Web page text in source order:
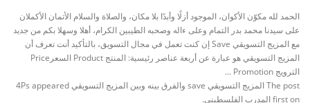
الحمد لله مكوّن الأكوان، الموجود أزلًا وأبدًا بلا مكان، والصلاة والسلام الأتمان الأكملان
على سيدنا محمد بدر التمام وعلى ءاله وصحبه الطيبين الكرام، أهلا وسهلا بكم من جديد
مع المزيج التسويقي Save إن كنت تعمل في مجال التسويق، بالتأكيد أنت تعرف أن
المزيج التسويقي هو عبارة عن أربعة عناصر رئيسية: المنتج Product السعرPrice
الترويج Promotion …
The post المزيج التسويقي save والفرق بينه وبين المزيج التسويقي 4Ps appeared
first on المدرب الفلسطيني.